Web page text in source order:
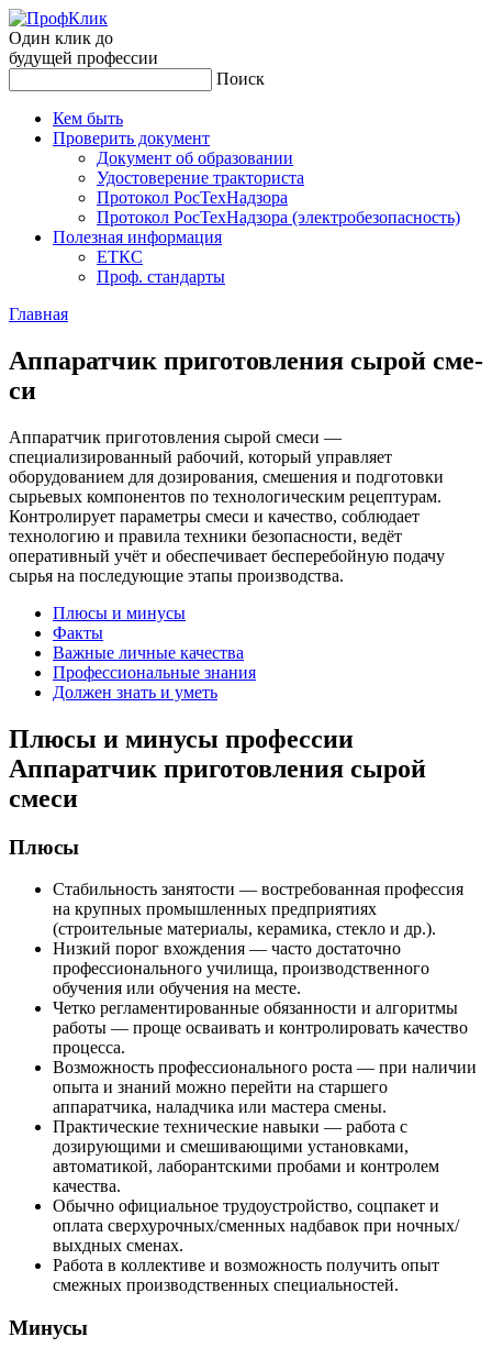
Один клик до
будущей профессии
Поиск
Кем быть
Проверить документ
Документ об образовании
Удостоверение тракториста
Протокол РосТехНадзора
Протокол РосТехНадзора (электробезопасность)
Полезная информация
ЕТКС
Проф. стандарты
Главная
Ап­па­рат­чик при­готов­ле­ния сы­рой сме­
си
Аппаратчик приготовления сырой смеси —
специализированный рабочий, который управляет
оборудованием для дозирования, смешения и подготовки
сырьевых компонентов по технологическим рецептурам.
Контролирует параметры смеси и качество, соблюдает
технологию и правила техники безопасности, ведёт
оперативный учёт и обеспечивает бесперебойную подачу
сырья на последующие этапы производства.
Плюсы и минусы
Факты
Важные личные качества
Профессиональные знания
Должен знать и уметь
Плюсы и минусы профессии
Аппаратчик приготовления сырой
смеси
Плюсы
Стабильность занятости — востребованная профессия
на крупных промышленных предприятиях
(строительные материалы, керамика, стекло и др.).
Низкий порог вхождения — часто достаточно
профессионального училища, производственного
обучения или обучения на месте.
Четко регламентированные обязанности и алгоритмы
работы — проще осваивать и контролировать качество
процесса.
Возможность профессионального роста — при наличии
опыта и знаний можно перейти на старшего
аппаратчика, наладчика или мастера смены.
Практические технические навыки — работа с
дозирующими и смешивающими установками,
автоматикой, лаборантскими пробами и контролем
качества.
Обычно официальное трудоустройство, соцпакет и
оплата сверхурочных/сменных надбавок при ночных/
выхдных сменах.
Работа в коллективе и возможность получить опыт
смежных производственных специальностей.
Минусы